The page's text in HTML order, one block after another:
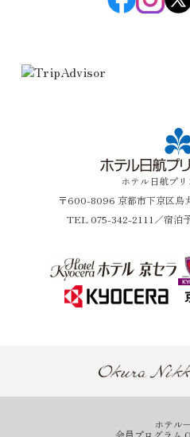
ホテル日航プ
〒600-8096 京都市下京区烏
TEL075-342-2111 ／宿泊
ホテル
会員プログラム